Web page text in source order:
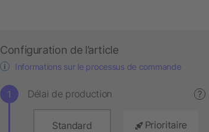
Configuration de l’article
Informations sur le processus de commande
Délai de production ?
Standard Prioritaire